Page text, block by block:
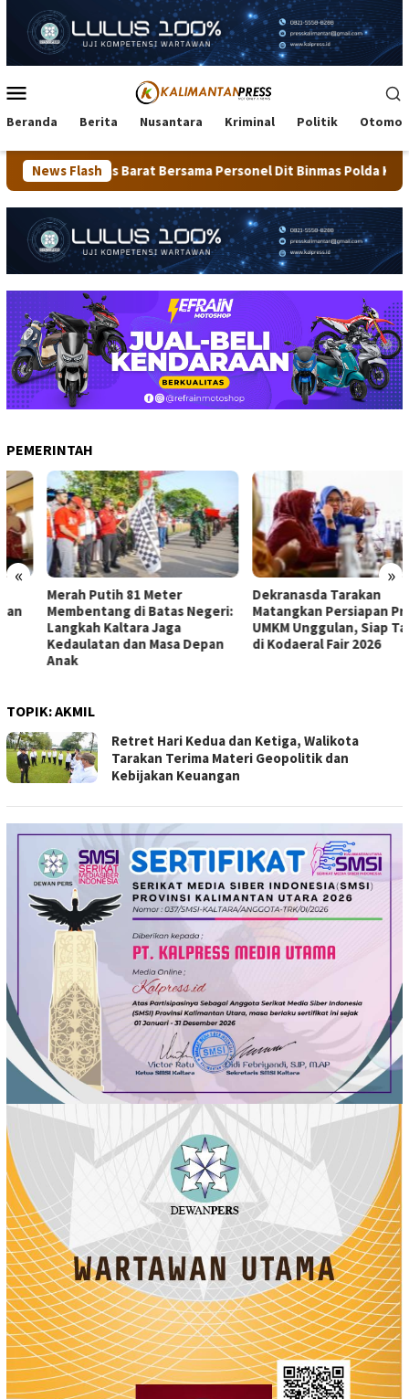
konten
Mobile
Beranda Berita Nusantara Kriminal Politik
News Flash
Bersama Personel Dit Binmas Polda Kaltara Salurkan Beras
PEMERINTAH
« »
Merah Putih 81 Meter
Membentang di Batas Negeri:
Langkah Kaltara Jaga
Kedaulatan dan Masa Depan
Dekranasda Tarakan
Matangkan Persiapan Produk
UMKM Unggulan, Siap Tampil
di Kodaeral Fair 2026
TOPIK:AKMIL
Retret Hari Kedua dan Ketiga, Walikota
Tarakan Terima Materi Geopolitik dan
Kebijakan Keuangan